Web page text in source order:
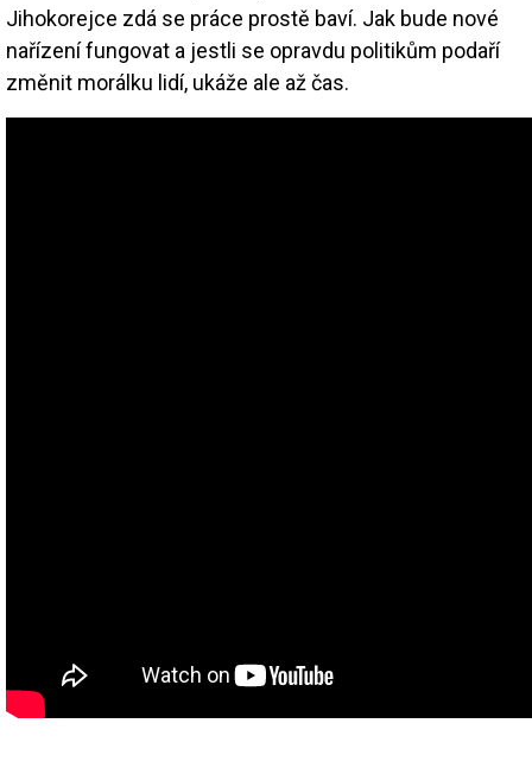
Jihokorejce zdá se práce prostě baví. Jak bude nové
nařízení fungovat a jestli se opravdu politikům podaří
změnit morálku lidí, ukáže ale až čas.